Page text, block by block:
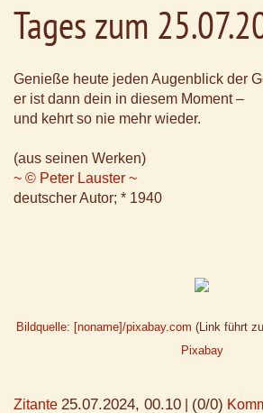
Tages zum
Genieße heute jeden Augenblick der
er ist dann dein in diesem Moment –
und kehrt so nie mehr wieder.
(aus seinen Werken)
~ © Peter Lauster ~
deutscher Autor; * 1940
Bildquelle: [noname]/pixabay.com (Link führt
Pixabay
Zitante 25.07.2024, 00.10 (0/0)